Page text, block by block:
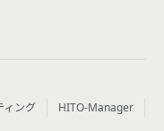
ィング
HITO-Manager